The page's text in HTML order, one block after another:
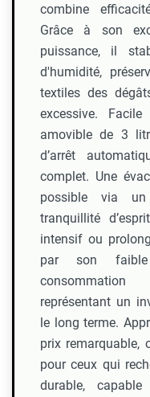
combine
Grâce à son
puissance, il
d'humidité,
textiles des
excessive.
amovible de 3
d’arrêt
complet. Une
possible via
tranquillité
intensif ou
par son
consommation
représentant un
le long terme.
prix remarquable,
pour ceux qui
durable,